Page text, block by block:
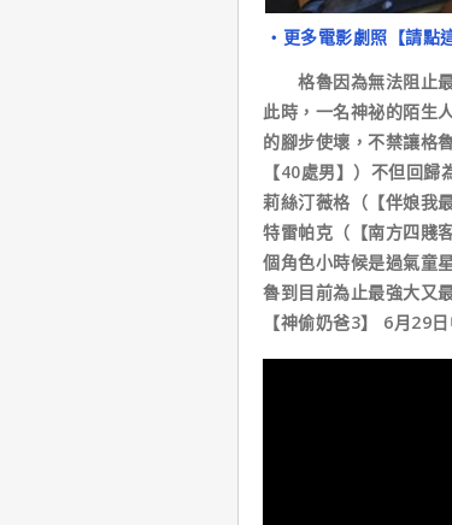
‧更多電影劇照【請點
格魯因為無法阻止最
此時，一名神祕的陌生
的腳步使壞，不禁讓格
【40處男】）不但回
莉絲汀薇格（【伴娘我
特雷帕克（【南方四賤
個角色小時候是過氣童
魯到目前為止最強大又
【神偷奶爸3】 6月29